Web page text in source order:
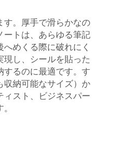
す。厚手で滑らかなの
ートは、あらゆる筆記
めくる際に破れにく
し、シールを貼った
するのに最適です。す
収納可能なサイズ）か
ィスト、ビジネスパー